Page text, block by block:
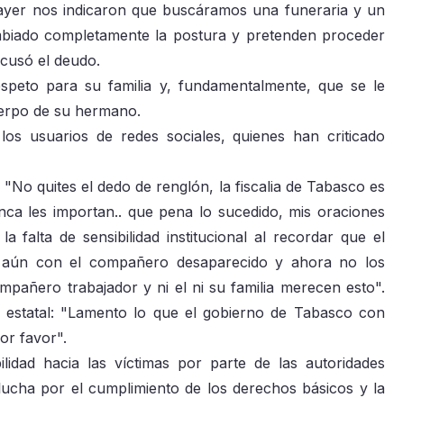
nos indicaron que buscáramos una funeraria y un
completamente la postura y pretenden proceder
el deudo.
para su familia y, fundamentalmente, que se le
de su hermano.
usuarios de redes sociales, quienes han criticado
quites el dedo de renglón, la fiscalia de Tabasco es
les importan.. que pena lo sucedido, mis oraciones
falta de sensibilidad institucional al recordar que el
con el compañero desaparecido y ahora no los
trabajador y ni el ni su familia merecen esto".
"Lamento lo que el gobierno de Tabasco con
favor".
hacia las víctimas por parte de las autoridades
por el cumplimiento de los derechos básicos y la